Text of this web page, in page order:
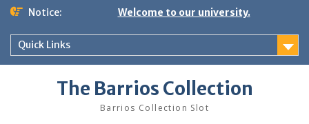
Skip
content
Notice: Welcome to our university.
Quick Links
The Barrios Collection
Barrios Collection Slot